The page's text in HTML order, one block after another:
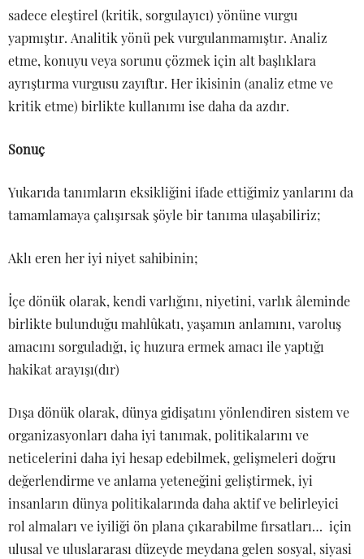
sadece eleştirel (kritik, sorgulayıcı) yönüne vurgu
yapmıştır. Analitik yönü pek vurgulanmamıştır. Analiz
etme, konuyu veya sorunu çözmek için alt başlıklara
ayrıştırma vurgusu zayıftır. Her ikisinin (analiz etme ve
kritik etme) birlikte kullanımı ise daha da azdır.
Sonuç
Yukarıda tanımların eksikliğini ifade ettiğimiz yanlarını da
tamamlamaya çalışırsak şöyle bir tanıma ulaşabiliriz;
Aklı eren her iyi niyet sahibinin;
İçe dönük olarak, kendi varlığını, niyetini, varlık âleminde
birlikte bulunduğu mahlûkatı, yaşamın anlamını, varoluş
amacını sorguladığı, iç huzura ermek amacı ile yaptığı
hakikat arayışı(dır)
Dışa dönük olarak, dünya gidişatını yönlendiren sistem ve
organizasyonları daha iyi tanımak, politikalarını ve
neticelerini daha iyi hesap edebilmek, gelişmeleri doğru
değerlendirme ve anlama yeteneğini geliştirmek, iyi
insanların dünya politikalarında daha aktif ve belirleyici
rol almaları ve iyiliği ön plana çıkarabilme fırsatları… için
ulusal ve uluslararası düzeyde meydana gelen sosyal, siyasi